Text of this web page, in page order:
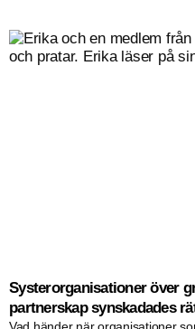
Systerorganisationer över
partnerskap synskadades